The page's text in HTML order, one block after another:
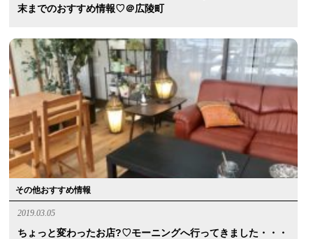
末までのおすすめ情報♡＠広陵町
その他おすすめ情報
2019.03.05
ちょっと変わったお店?♡モーニングへ行ってきました・・・